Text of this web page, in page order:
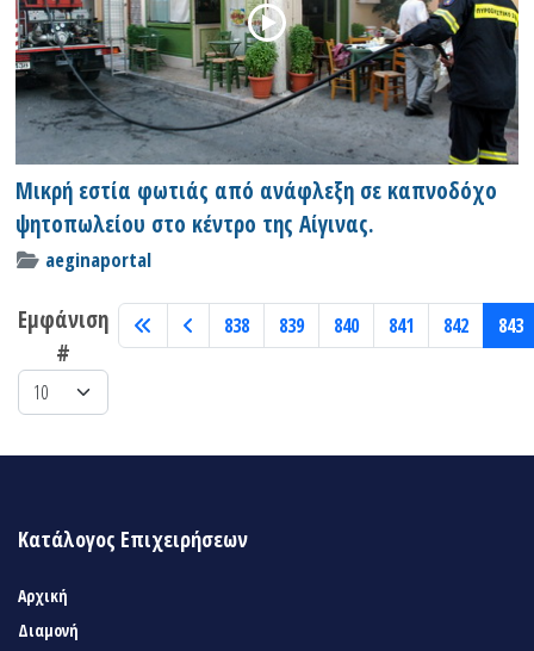
Μικρή εστία φωτιάς από ανάφλεξη σε καπνοδόχο
ψητοπωλείου στο κέντρο της Αίγινας.
aeginaportal
Εμφάνιση
#
838 839 840 841 842 843
Κατάλογος Επιχειρήσεων
Αρχική
Διαμονή